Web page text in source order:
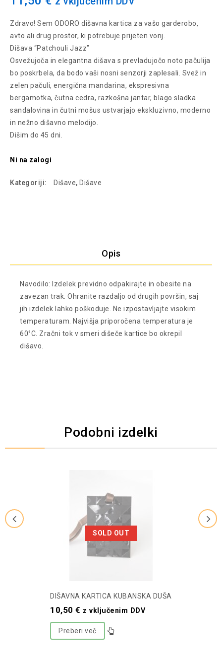
Zdravo! Sem ODORO dišavna kartica za vašo garderobo,
avto ali drug prostor, ki potrebuje prijeten vonj.
Dišava “Patchouli Jazz”
Osvežujoča in elegantna dišava s prevladujočo noto pačulija
bo poskrbela, da bodo vaši nosni senzorji zaplesali. Svež in
zelen pačuli, energična mandarina, ekspresivna
bergamotka, čutna cedra, razkošna jantar, blago sladka
sandalovina in čutni mošus ustvarjajo ekskluzivno, moderno
in nežno dišavno melodijo.
Dišim do 45 dni.
Ni na zalogi
Kategoriji: Dišave, Dišave
Opis
Navodilo: Izdelek previdno odpakirajte in obesite na
zavezan trak. Ohranite razdaljo od drugih površin, saj
jih izdelek lahko poškoduje.
Ne izpostavljajte visokim
temperaturam.
Najvišja priporočena temperatura je
60°C. Zračni tok v smeri dišeče kartice bo okrepil
dišavo.
Podobni izdelki
SOLD OUT
DIŠAVNA KARTICA KUBANSKA DUŠA
10,50€ z vključenim DDV
Preberi več